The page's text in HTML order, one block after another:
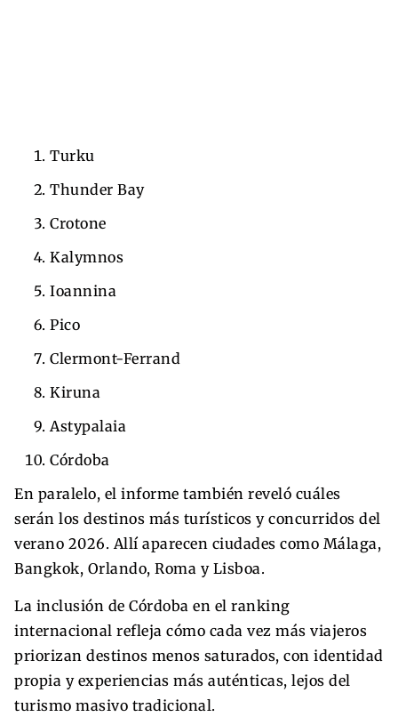
Turku
Thunder Bay
Crotone
Kalymnos
Ioannina
Pico
Clermont-Ferrand
Kiruna
Astypalaia
Córdoba
En paralelo, el informe también reveló cuáles
serán los destinos más turísticos y concurridos del
verano 2026. Allí aparecen ciudades como Málaga,
Bangkok, Orlando, Roma y Lisboa.
La inclusión de Córdoba en el ranking
internacional refleja cómo cada vez más viajeros
priorizan destinos menos saturados, con identidad
propia y experiencias más auténticas, lejos del
turismo masivo tradicional.